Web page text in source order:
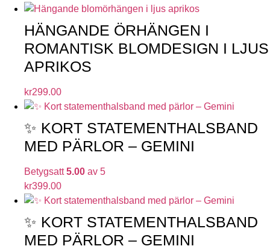
HÄNGANDE ÖRHÄNGEN I
ROMANTISK BLOMDESIGN I LJUS
APRIKOS
kr299.00
✨ KORT STATEMENTHALSBAND
MED PÄRLOR – GEMINI
Betygsatt5.00 av 5
kr399.00
✨ KORT STATEMENTHALSBAND
MED PÄRLOR – GEMINI